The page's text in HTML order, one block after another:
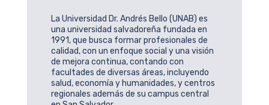
La Universidad Dr. Andrés Bello (UNAB) es
una universidad salvadoreña fundada en
1991, que busca formar profesionales de
calidad, con un enfoque social y una visión
de mejora continua, contando con
facultades de diversas áreas, incluyendo
salud, economía y humanidades, y centros
regionales además de su campus central